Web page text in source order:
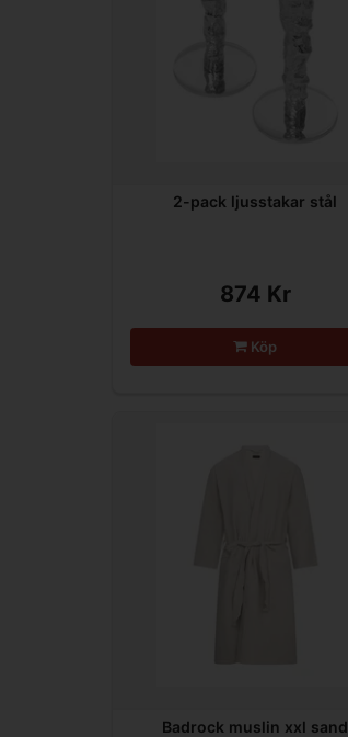
2-pack ljusstakar stål
874 Kr
Köp
Badrock muslin xxl sand